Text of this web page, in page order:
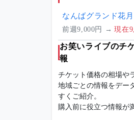
なんばグランド花月
前週9,000円 → 現在
お笑いライブのチ
報
チケット価格の相場や
地域ごとの情報をデー
すくご紹介。
購入前に役立つ情報が